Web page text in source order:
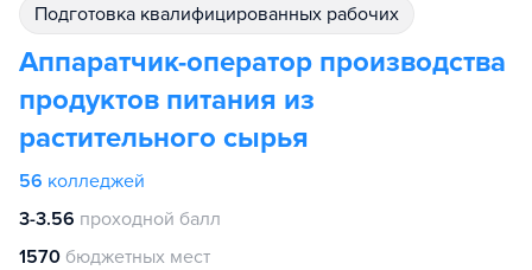
подготовка квалифицированных рабочих
Аппаратчик-оператор производства
продуктов питания из
растительного сырья
56 колледжей
3-3.56 проходной балл
1570 бюджетных мест